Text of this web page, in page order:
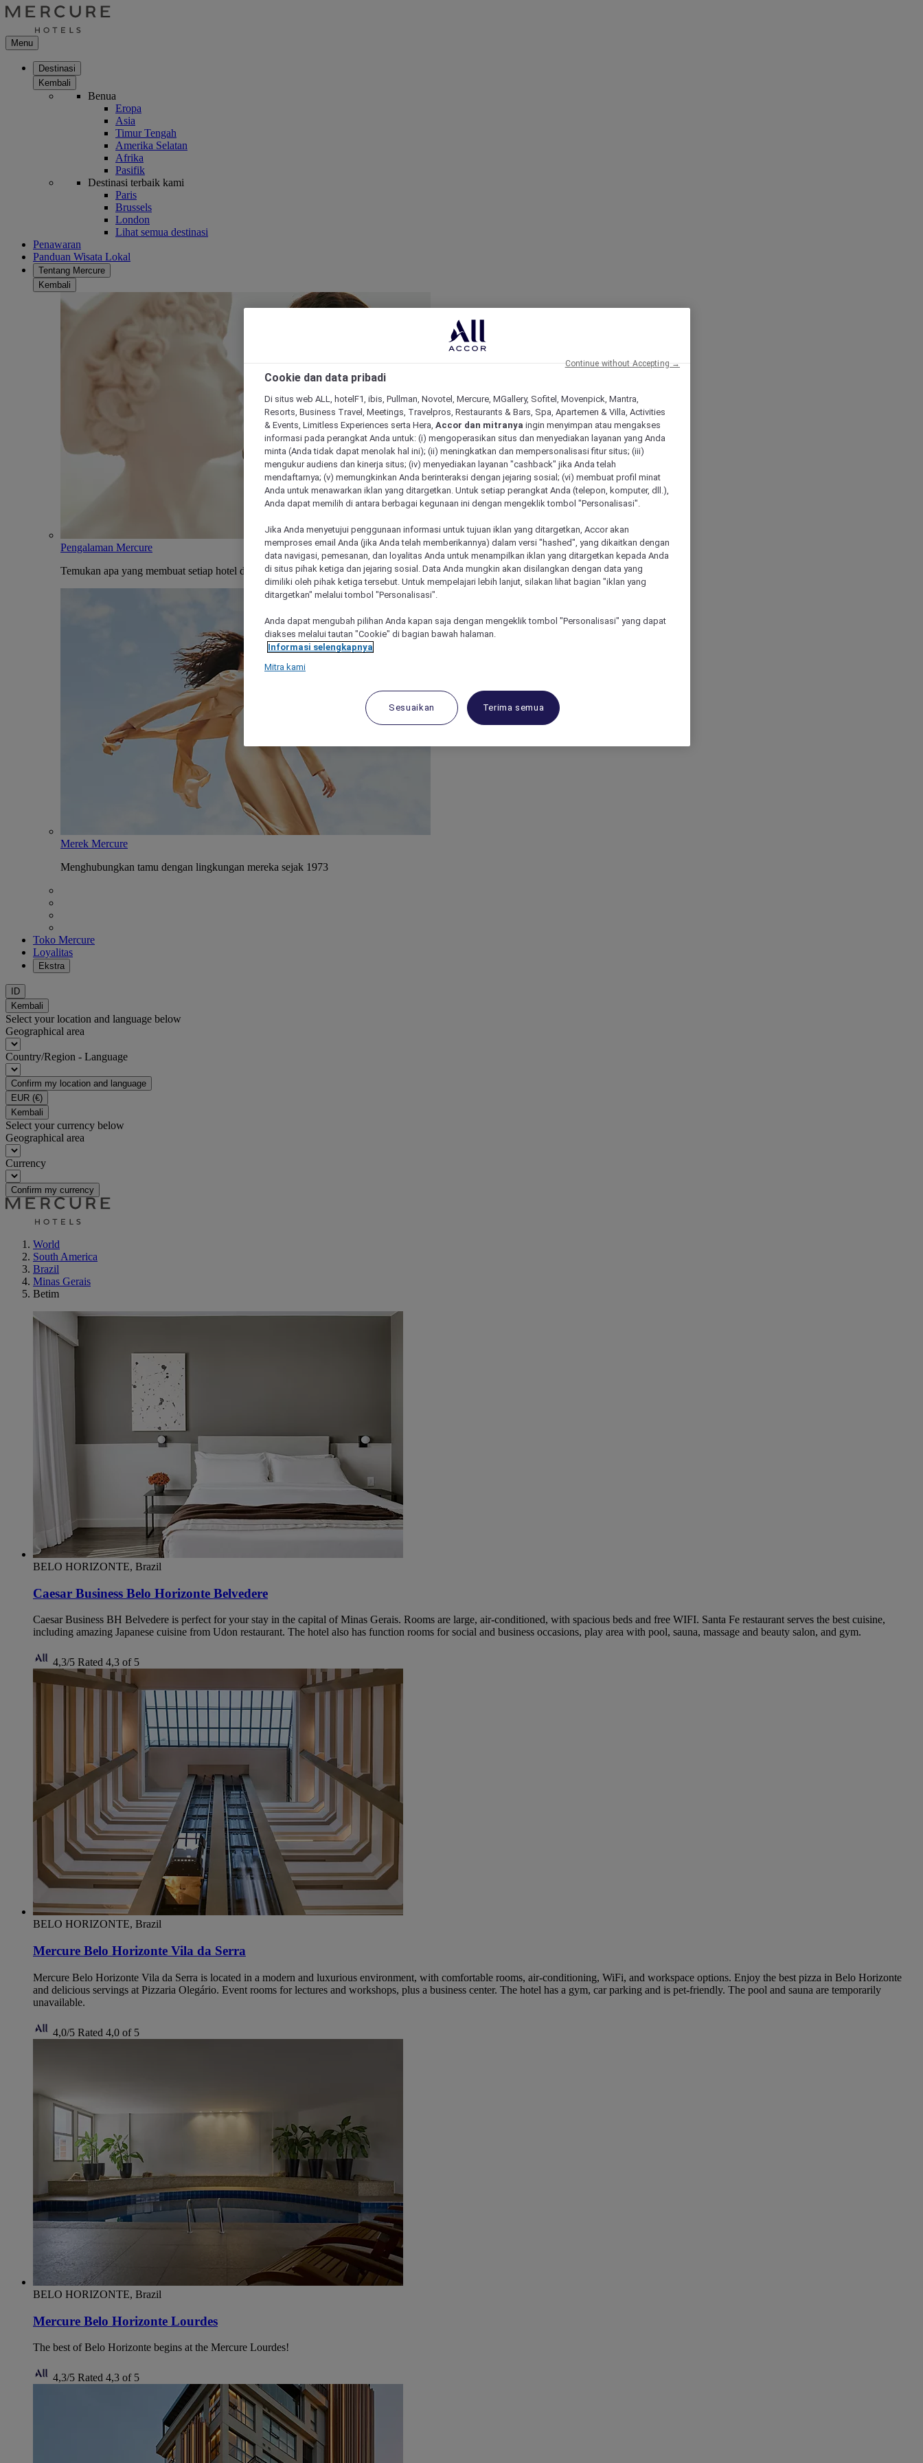
Menu
Destinasi
Kembali
Benua
Eropa
Asia
Timur Tengah
Amerika Selatan
Afrika
Pasifik
Destinasi terbaik kami
Paris
Brussels
London
Lihat semua destinasi
Penawaran
Panduan Wisata Lokal
Tentang Mercure
Kembali
Pengalaman Mercure
Temukan apa yang membuat setiap hotel dan penginapan Mercure unik
Merek Mercure
Menghubungkan tamu dengan lingkungan mereka sejak 1973
Toko Mercure
Loyalitas
Ekstra
ID
Kembali
Select your location and language below
Geographical area
Country/Region - Language
Confirm my location and language
EUR (€)
Kembali
Select your currency below
Geographical area
Currency
Confirm my currency
World
South America
Brazil
Minas Gerais
Betim
BELO HORIZONTE, Brazil
Caesar Business Belo Horizonte Belvedere
Caesar Business BH Belvedere is perfect for your stay in the capital of Minas Gerais. Rooms are large, air-conditioned, with spacious beds and free WIFI. Santa Fe restaurant serves the best cuisine,
including amazing Japanese cuisine from Udon restaurant. The hotel also has function rooms for social and business occasions, play area with pool, sauna, massage and beauty salon, and gym.
4,3/5 Rated 4,3 of 5
BELO HORIZONTE, Brazil
Mercure Belo Horizonte Vila da Serra
Mercure Belo Horizonte Vila da Serra is located in a modern and luxurious environment, with comfortable rooms, air-conditioning, WiFi, and workspace options. Enjoy the best pizza in Belo Horizonte
and delicious servings at Pizzaria Olegário. Event rooms for lectures and workshops, plus a business center. The hotel has a gym, car parking and is pet-friendly. The pool and sauna are temporarily
unavailable.
4,0/5 Rated 4,0 of 5
BELO HORIZONTE, Brazil
Mercure Belo Horizonte Lourdes
The best of Belo Horizonte begins at the Mercure Lourdes!
4,3/5 Rated 4,3 of 5
Cookie dan data pribadi
Di situs web ALL, hotelF1, ibis, Pullman, Novotel, Mercure, MGallery, Sofitel, Movenpick, Mantra,
Resorts, Business Travel, Meetings, Travelpros, Restaurants & Bars, Spa, Apartemen & Villa, Activities
& Events, Limitless Experiences serta Hera, Accor dan mitranya ingin menyimpan atau mengakses
informasi pada perangkat Anda untuk: (i) mengoperasikan situs dan menyediakan layanan yang Anda
minta (Anda tidak dapat menolak hal ini); (ii) meningkatkan dan mempersonalisasi fitur situs; (iii)
mengukur audiens dan kinerja situs; (iv) menyediakan layanan "cashback" jika Anda telah
mendaftarnya; (v) memungkinkan Anda berinteraksi dengan jejaring sosial; (vi) membuat profil minat
Anda untuk menawarkan iklan yang ditargetkan. Untuk setiap perangkat Anda (telepon, komputer, dll.),
Anda dapat memilih di antara berbagai kegunaan ini dengan mengeklik tombol "Personalisasi".
Jika Anda menyetujui penggunaan informasi untuk tujuan iklan yang ditargetkan, Accor akan
memproses email Anda (jika Anda telah memberikannya) dalam versi "hashed", yang dikaitkan dengan
data navigasi, pemesanan, dan loyalitas Anda untuk menampilkan iklan yang ditargetkan kepada Anda
di situs pihak ketiga dan jejaring sosial. Data Anda mungkin akan disilangkan dengan data yang
dimiliki oleh pihak ketiga tersebut. Untuk mempelajari lebih lanjut, silakan lihat bagian "iklan yang
ditargetkan" melalui tombol "Personalisasi".
Anda dapat mengubah pilihan Anda kapan saja dengan mengeklik tombol "Personalisasi" yang dapat
diakses melalui tautan "Cookie" di bagian bawah halaman.
Informasi selengkapnya
Mitra kami
Sesuaikan Terima semua
Continue without Accepting →